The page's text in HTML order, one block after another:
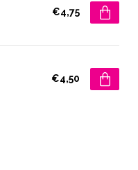
€4,75
€4,50